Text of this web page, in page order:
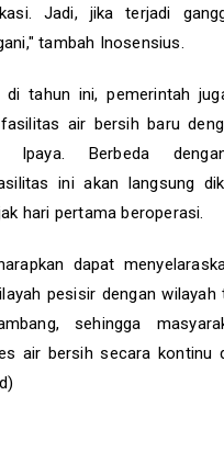
Jadi, jika terjadi
tambah Inosensius.
di tahun ini, pemerintah
air bersih baru
Ipaya. Berbeda
ini akan langsung
hari pertama beroperasi.
dapat
pesisir dengan wilayah
sehingga
air bersih secara kontinu